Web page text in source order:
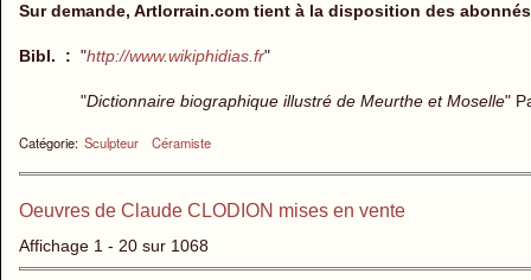
Sur demande, Artlorrain.com tient à la disposition des
Bibl. : "http://www.wikiphidias.fr"
"Dictionnaire biographique illustré de Meurthe et Moselle"
Catégorie: Sculpteur Céramiste
Oeuvres de Claude CLODION mises en vente
Affichage 1 - 20 sur 1068